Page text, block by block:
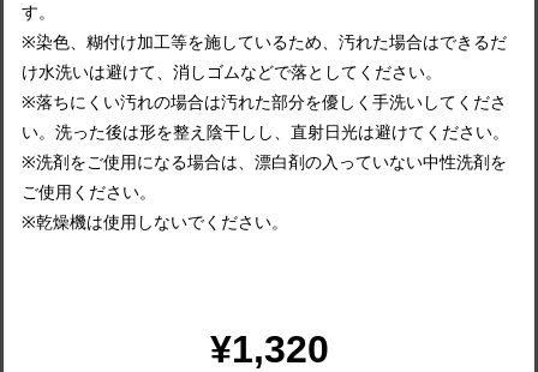
す。
※染色、糊付け加工等を施しているため、汚れた場合はできるだ
け水洗いは避けて、消しゴムなどで落としてください。
※落ちにくい汚れの場合は汚れた部分を優しく手洗いしてくださ
い。洗った後は形を整え陰干しし、直射日光は避けてください。
※洗剤をご使用になる場合は、漂白剤の入っていない中性洗剤を
ご使用ください。
※乾燥機は使用しないでください。
¥1,320